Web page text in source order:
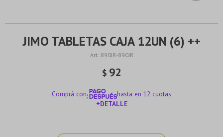
JIMO TABLETAS CAJA 12UN (6) ++
890JR-890JR
$ 92
Comprá con
hasta en 12 cuotas
+DETALLE